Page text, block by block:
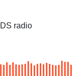
radio